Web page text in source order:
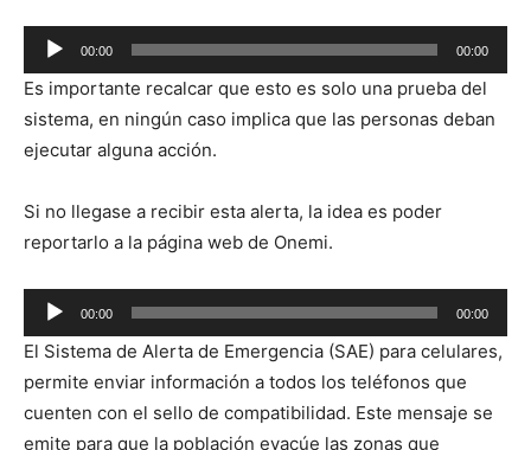
Reproductor
de
audio
00:00 00:00
Es importante recalcar que esto es solo una prueba del
sistema, en ningún caso implica que las personas deban
ejecutar alguna acción.
Si no llegase a recibir esta alerta, la idea es poder
reportarlo a la página web de Onemi.
Reproductor
de
audio
00:00 00:00
El Sistema de Alerta de Emergencia (SAE) para celulares,
permite enviar información a todos los teléfonos que
cuenten con el sello de compatibilidad. Este mensaje se
emite para que la población evacúe las zonas que